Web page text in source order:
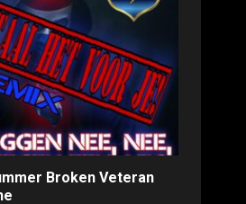
Broken Veteran